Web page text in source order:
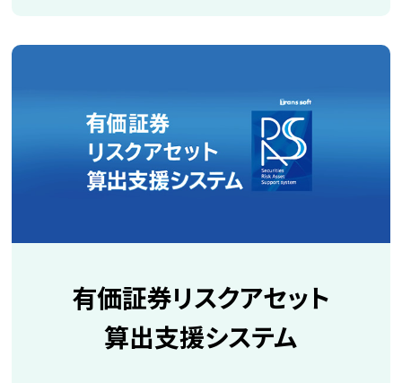
有価証券リスクアセット
算出支援システム